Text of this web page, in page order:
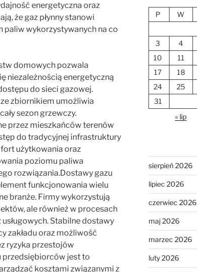
energetyczna oraz
że gaz płynny stanowi
paliw wykorzystywanych na co
domowych pozwala
niezależnością energetyczną
do sieci gazowej.
zbiornikiem umożliwia
sezon grzewczy.
przez mieszkańców terenów
do tradycyjnej infrastruktury
użytkowania oraz
poziomu paliwa
rozwiązania.Dostawy gazu
funkcjonowania wielu
branże. Firmy wykorzystują
ale również w procesach
Stabilne dostawy
zakładu oraz możliwość
ryzyka przestojów
przedsiębiorców jest to
kosztami związanymi z
P W
3
4
10
11
17
18
24
25
31
« lip
sierpień 2026
lipiec 2026
czerwiec 2026
maj 2026
marzec 2026
luty 2026